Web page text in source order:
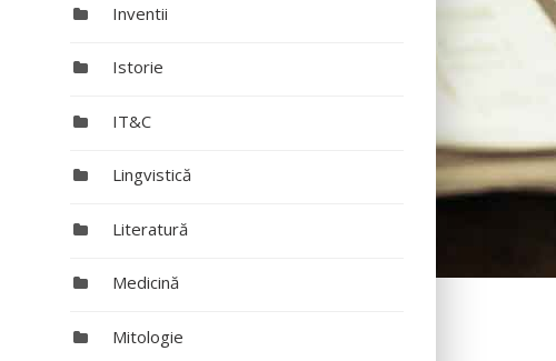
Inventii
Istorie
IT&C
Lingvistică
Literatură
Medicină
Mitologie